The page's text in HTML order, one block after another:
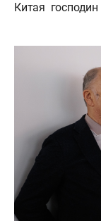
Китая господин